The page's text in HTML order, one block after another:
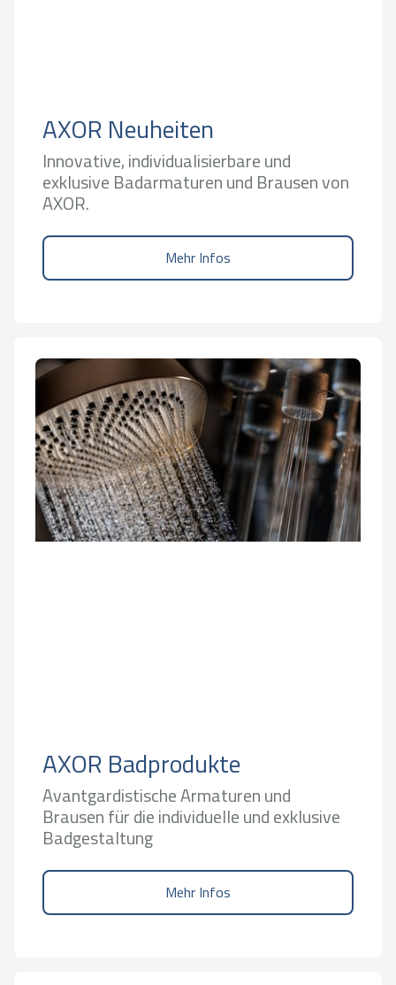
AXOR Neuheiten
Innovative, individualisierbare und
exklusive Badarmaturen und Brausen von
AXOR.
Mehr Infos
AXOR Badprodukte
Avantgardistische Armaturen und
Brausen für die individuelle und exklusive
Badgestaltung
Mehr Infos